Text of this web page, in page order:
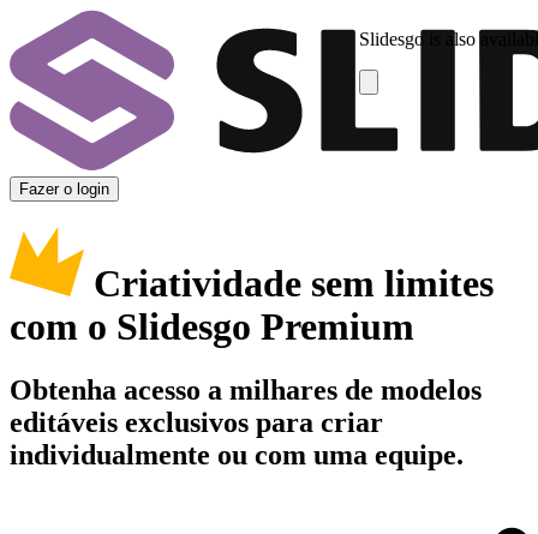
Slidesgo is also
Fazer o login
Criatividade sem limites
com o Slidesgo Premium
Obtenha acesso a milhares de modelos
editáveis exclusivos para criar
individualmente ou com uma equipe.